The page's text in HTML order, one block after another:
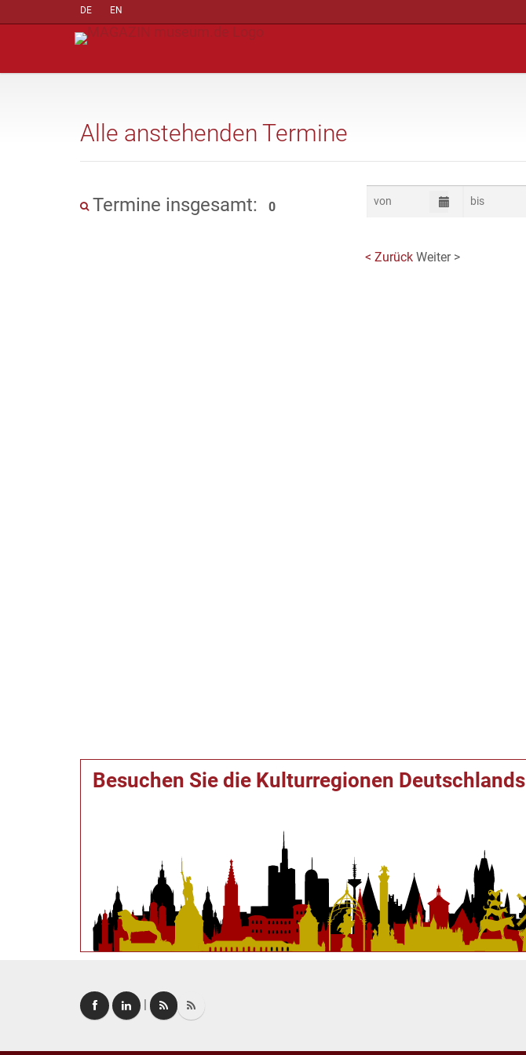
DE EN
Alle anstehenden Termine
Termine insgesamt: 0
< ZurückWeiter >
Besuchen Sie die Kulturregionen Deutschlands